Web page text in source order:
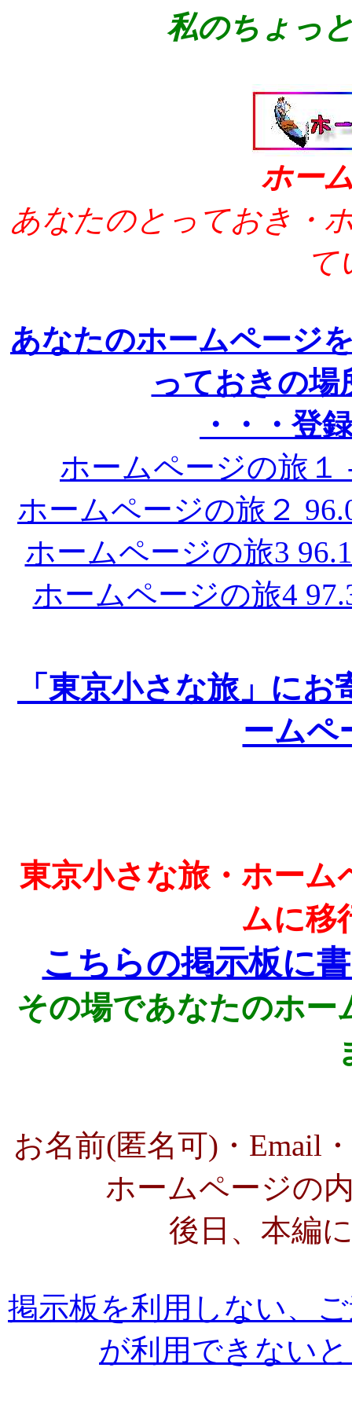
私のちょっ
ホー
あなたのとっておき・
て
あなたのホームページ
っておきの場
・・・登
ホームページの旅１
ホームページの旅２
ホームページの旅3
ホームページの旅4
「東京小さな旅」に
ーム
東京小さな旅・ホーム
ムに移
こちらの掲示板に
その場であなたのホ
お名前(匿名可)・Email
ホームページの
後日、本編
掲示板を利用しない、
が利用できない